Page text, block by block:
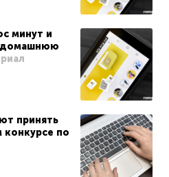
минут и
домашнюю
принять
конкурсе по